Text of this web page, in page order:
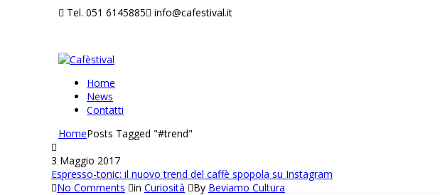
Tel. 051 6145885 info@cafestival.it
Home
News
Contatti
HomePosts Tagged "#trend"
3 Maggio 2017
Espresso-tonic: il nuovo trend del caffè spopola su Instagram
No Comments
in Curiosità By Beviamo Cultura